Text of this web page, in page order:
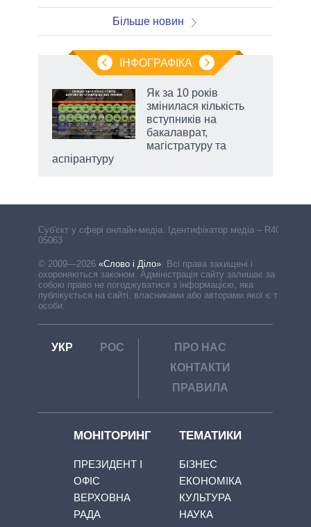
Більше новин
ІНФОГРАФІКА
Як за 10 років
змінилася кількість
вступників на
бакалаврат,
магістратуру та
аспірантуру
Cуб'єкт у сфері онлайн-медіа. Ідентифікатор медіа – R40-
05063
© 2009—2026 «Слово і Діло». Всі права захищені і
охороняються законом. Адміністрація сайту залишає за
собою право не погоджуватися з інформацією, яка
публікується на сайті, власниками або авторами якої є треті
особи.
УКР РОС
ПРО НАС
КОНТАКТИ
ПРАВИЛА
МОНІТОРИНГ
ПРЕЗИДЕНТ І
ОФІС
ВЕРХОВНА
РАДА
ТЕМАТИКИ
БІЗНЕС
ЕКОНОМІКА
КУЛЬТУРА
НАУКА